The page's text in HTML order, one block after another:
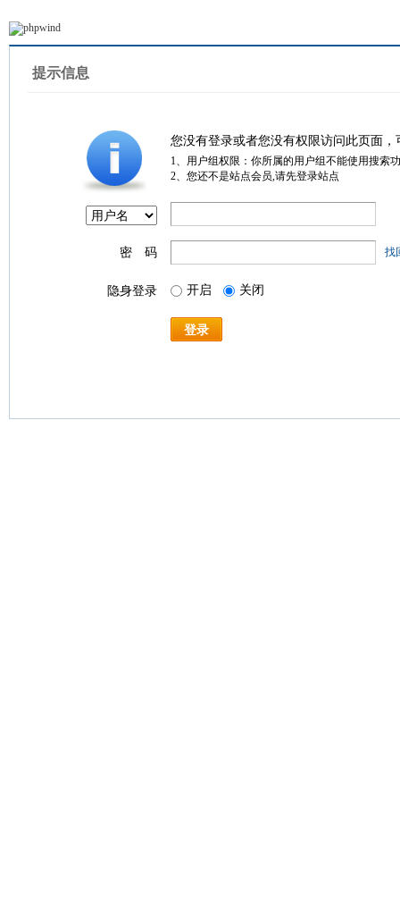
提示信息
您没有登录或者您没有权限访问此页面
1、用户组权限：你所属的用户组不能使用搜索
2、您还不是站点会员,请先登录站点
密 码 找
隐身登录 开启 关闭
登录